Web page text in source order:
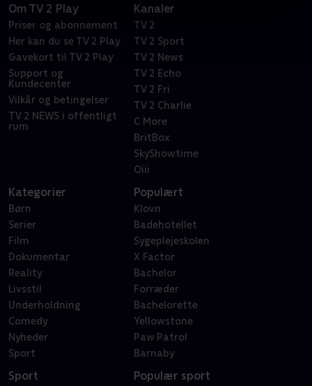
Om TV 2 Play
Priser og abonnement
Her kan du se TV 2 Play
Gavekort til TV 2 Play
Support og
Kundecenter
Vilkår og betingelser
TV 2 NEWS i offentligt
rum
Kanaler
TV 2
TV 2 Sport
TV 2 News
TV 2 Echo
TV 2 Fri
TV 2 Charlie
C More
BritBox
SkyShowtime
Oiii
Kategorier
Børn
Serier
Film
Dokumentar
Reality
Livsstil
Underholdning
Comedy
Nyheder
Sport
Populært
Klovn
Badehotellet
Sygeplejeskolen
X Factor
Bachelor
Forræder
Bachelorette
Yellowstone
Paw Patrol
Barnaby
Sport Populær sport